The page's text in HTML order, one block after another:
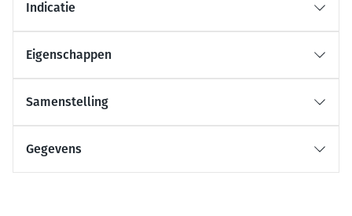
Indicatie
Eigenschappen
Samenstelling
Gegevens